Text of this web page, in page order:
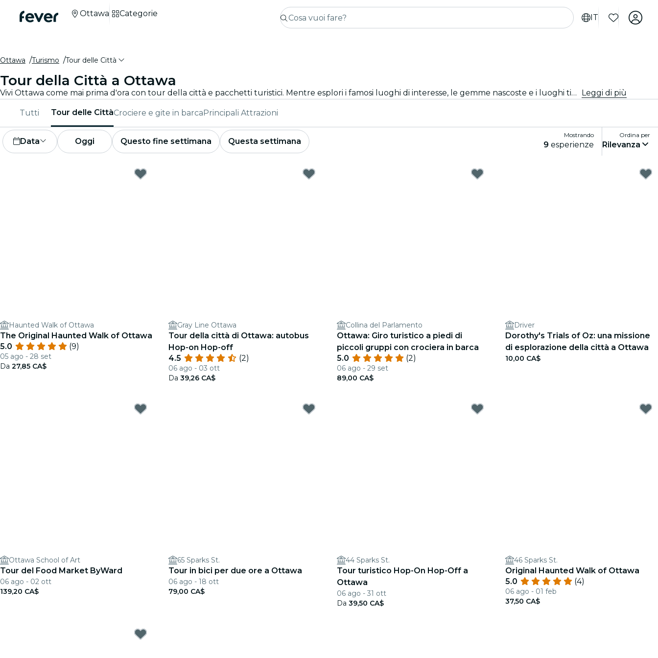
IT
Ottawa Categorie
Ottawa Turismo Tour delle Città
Tour della Città a Ottawa
Vivi Ottawa come mai prima d'ora con tour della città e pacchetti turistici. Mentre esplori i famosi luoghi di interesse, le gemme nascoste e i luoghi tipici di Ottawa, scoprirai le storie che danno vita alla città. Leggi di più
Tutti Tour delle CittàCrociere e gite in barcaPrincipali Attrazioni
Data Oggi Questo fine settimana Questa settimana
Mostrando
9 esperienze
Ordina per
Rilevanza
Haunted Walk of Ottawa
The Original Haunted Walk of Ottawa
5.0
(9)
05 ago - 28 set
Da 27,85 CA$
Gray Line Ottawa
Tour della città di Ottawa: autobus
Hop-on Hop-off
4.5
(2)
06 ago - 03 ott
Da 39,26 CA$
Collina del Parlamento
Ottawa: Giro turistico a piedi di
piccoli gruppi con crociera in barca
5.0
(2)
06 ago - 29 set
89,00 CA$
Driver
Dorothy's Trials of Oz: una missione
di esplorazione della città a Ottawa
10,00 CA$
Ottawa School of Art
Tour del Food Market ByWard
06 ago - 02 ott
139,20 CA$
65 Sparks St.
Tour in bici per due ore a Ottawa
06 ago - 18 ott
79,00 CA$
44 Sparks St.
Tour turistico Hop-On Hop-Off a
Ottawa
06 ago - 31 ott
Da 39,50 CA$
46 Sparks St.
Original Haunted Walk of Ottawa
5.0
(4)
06 ago - 01 feb
37,50 CA$